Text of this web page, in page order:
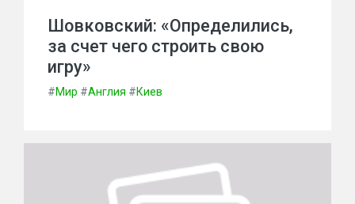
Шовковский: «Определились,
за счет чего строить свою
игру»
#Мир #Англия #Киев